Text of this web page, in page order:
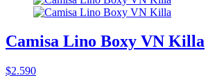
Camisa Lino Boxy VN Killa
$2.590